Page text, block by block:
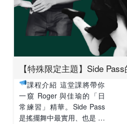
【特殊限定主題】Side
課程介紹 這堂課將帶你
一窺 Roger 與佳瑜的「日
常練習」精華。Side Pass
是搖擺舞中最實用、也是 …